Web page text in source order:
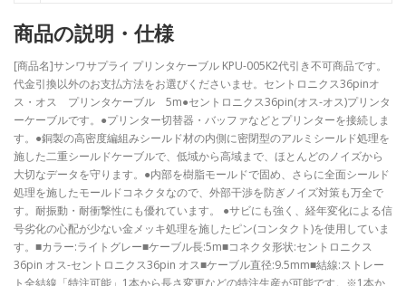
商品の説明・仕様
[商品名]サンワサプライ プリンタケーブル KPU-005K2代引き不可商品です。
代金引換以外のお支払方法をお選びくださいませ。セントロニクス36pinオ
ス・オス プリンタケーブル 5m●セントロニクス36pin(オス-オス)プリンタ
ーケーブルです。●プリンター切替器・バッファなどとプリンターを接続しま
す。●銅製の高密度編組みシールド材の内側に密閉型のアルミシールド処理を
施した二重シールドケーブルで、低域から高域まで、ほとんどのノイズから
大切なデータを守ります。●内部を樹脂モールドで固め、さらに全面シールド
処理を施したモールドコネクタなので、外部干渉を防ぎノイズ対策も万全で
す。耐振動・耐衝撃性にも優れています。 ●サビにも強く、経年変化による信
号劣化の心配が少ない金メッキ処理を施したピン(コンタクト)を使用していま
す。■カラー:ライトグレー■ケーブル長:5m■コネクタ形状:セントロニクス
36pin オス-セントロニクス36pin オス■ケーブル直径:9.5mm■結線:ストレー